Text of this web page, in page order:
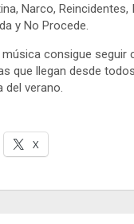
Narco,
y No Procede.
consigue seguir
que llegan desde
del verano.
X